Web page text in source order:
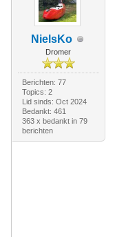
NielsKo
Dromer
Berichten: 77
Topics: 2
Lid sinds: Oct 2024
Bedankt: 461
363 x bedankt in 79
berichten